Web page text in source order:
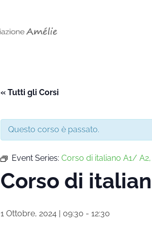
« Tutti gli Corsi
Questo corso è passato.
Event Series: Corso di italiano A1/
Corso di
1 Ottobre, 2024 | 09:30 - 12:30